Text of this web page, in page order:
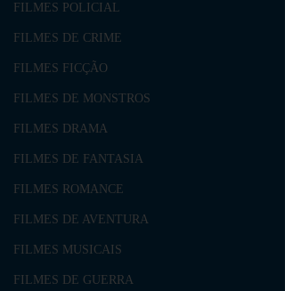
FILMES POLICIAL
FILMES DE CRIME
FILMES FICÇÃO
FILMES DE MONSTROS
FILMES DRAMA
FILMES DE FANTASIA
FILMES ROMANCE
FILMES DE AVENTURA
FILMES MUSICAIS
FILMES DE GUERRA